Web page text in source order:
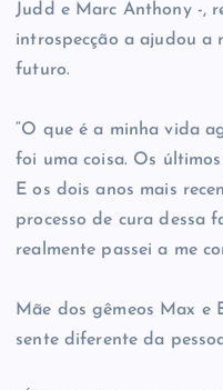
Judd e Marc Anthony -,
introspecção a ajudou a
futuro.
“O que é a minha vida
foi uma coisa. Os
E os dois anos mais
processo de cura dessa
realmente passei a me
Mãe dos gêmeos Max e
sente diferente da